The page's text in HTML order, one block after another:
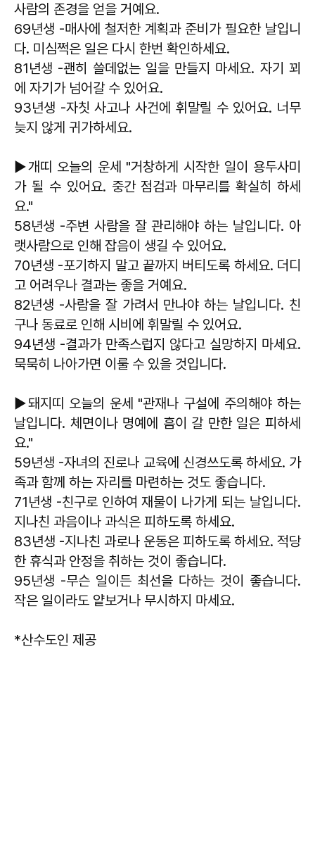
사람의 존경을 얻을 거예요.
69년생 -매사에 철저한 계획과 준비가 필요한 날입니
다. 미심쩍은 일은 다시 한번 확인하세요.
81년생 -괜히 쓸데없는 일을 만들지 마세요. 자기 꾀
에 자기가 넘어갈 수 있어요.
93년생 -자칫 사고나 사건에 휘말릴 수 있어요. 너무
늦지 않게 귀가하세요.
▶개띠 오늘의 운세 "거창하게 시작한 일이 용두사미
가 될 수 있어요. 중간 점검과 마무리를 확실히 하세
요."
58년생 -주변 사람을 잘 관리해야 하는 날입니다. 아
랫사람으로 인해 잡음이 생길 수 있어요.
70년생 -포기하지 말고 끝까지 버티도록 하세요. 더디
고 어려우나 결과는 좋을 거예요.
82년생 -사람을 잘 가려서 만나야 하는 날입니다. 친
구나 동료로 인해 시비에 휘말릴 수 있어요.
94년생 -결과가 만족스럽지 않다고 실망하지 마세요.
묵묵히 나아가면 이룰 수 있을 것입니다.
▶돼지띠 오늘의 운세 "관재나 구설에 주의해야 하는
날입니다. 체면이나 명예에 흠이 갈 만한 일은 피하세
요."
59년생 -자녀의 진로나 교육에 신경쓰도록 하세요. 가
족과 함께 하는 자리를 마련하는 것도 좋습니다.
71년생 -친구로 인하여 재물이 나가게 되는 날입니다.
지나친 과음이나 과식은 피하도록 하세요.
83년생 -지나친 과로나 운동은 피하도록 하세요. 적당
한 휴식과 안정을 취하는 것이 좋습니다.
95년생 -무슨 일이든 최선을 다하는 것이 좋습니다.
작은 일이라도 얕보거나 무시하지 마세요.
*산수도인 제공